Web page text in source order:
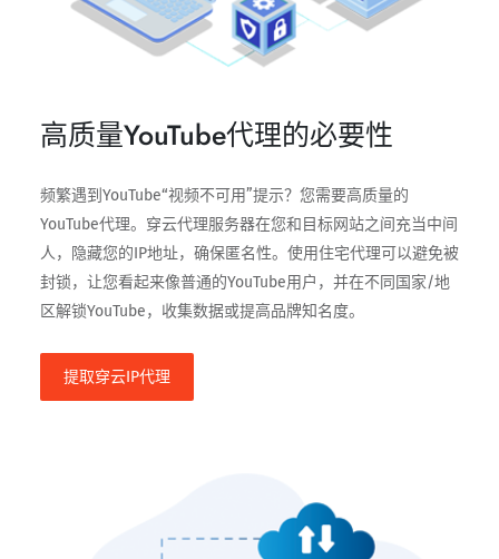
高质量YouTube代理的必要性
频繁遇到YouTube“视频不可用”提示？您需要高质量的
YouTube代理。穿云代理服务器在您和目标网站之间充当中间
人，隐藏您的IP地址，确保匿名性。使用住宅代理可以避免被
封锁，让您看起来像普通的YouTube用户，并在不同国家/地
区解锁YouTube，收集数据或提高品牌知名度。
提取穿云IP代理